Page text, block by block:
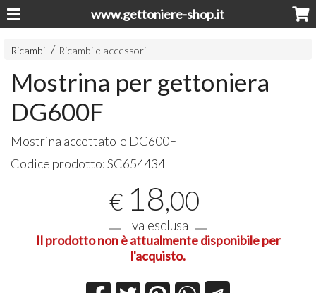
www.gettoniere-shop.it
Ricambi Ricambi e accessori
Mostrina per gettoniera
DG600F
Mostrina accettatole DG600F
Codice prodotto:SC654434
€ 18,00
Iva esclusa
Il prodotto non è attualmente disponibile per
l'acquisto.